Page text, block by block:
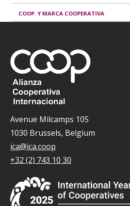
COOP. Y MARCA COOPERATIVA
Avenue Milcamps 105
1030 Brussels, Belgium
ica@ica.coop
+32 (2) 743 10 30